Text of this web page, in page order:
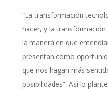
“La transformación
hacer, y la
la manera en que
presentan como
que nos hagan más
posibilidades”. Así lo